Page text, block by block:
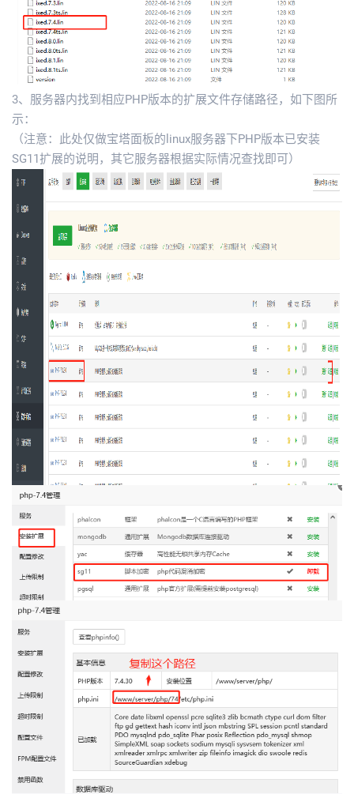
3、服务器内找到相应PHP版本的扩展文件存储路径，如下图所
示：
（注意：此处仅做宝塔面板的linux服务器下PHP版本已安装
SG11扩展的说明，其它服务器根据实际情况查找即可）